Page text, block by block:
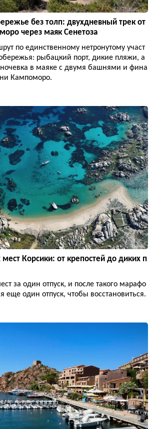
без толп: двухдневный трек от
через маяк Сенетоза
по единственному нетронутому участ
рыбацкий порт, дикие пляжи, а
в маяке с двумя башнями и фина
Кампоморо.
Корсики: от крепостей до диких п
за один отпуск, и после такого марафо
еще один отпуск, чтобы восстановиться.